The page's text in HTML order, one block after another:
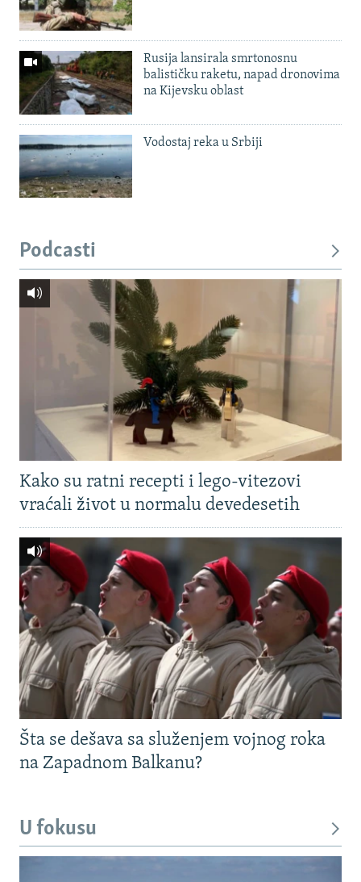
Rusija lansirala smrtonosnu
balističku raketu, napad dronovima
na Kijevsku oblast
Vodostaj reka u Srbiji
Podcasti
Kako su ratni recepti i lego-vitezovi
vraćali život u normalu devedesetih
Šta se dešava sa služenjem vojnog roka
na Zapadnom Balkanu?
U fokusu